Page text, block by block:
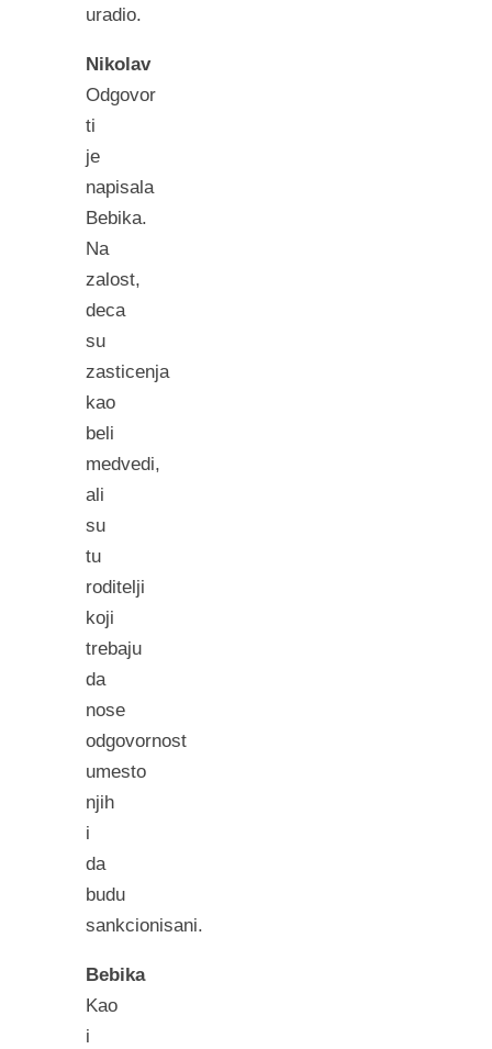
uradio.
Nikolav
Odgovor
ti
je
napisala
Bebika.
Na
zalost,
deca
su
zasticenja
kao
beli
medvedi,
ali
su
tu
roditelji
koji
trebaju
da
nose
odgovornost
umesto
njih
i
da
budu
sankcionisani.
Bebika
Kao
i